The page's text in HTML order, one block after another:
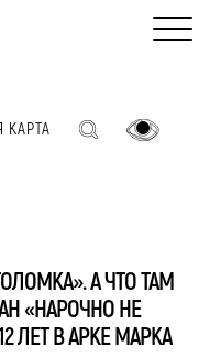
КАРТА
А ЧТО ТАМ
«НАРОЧНО НЕ
ЛЕТ В АРКЕ МАРКА